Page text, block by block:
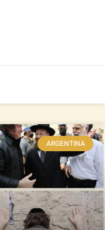
ARGENTINA